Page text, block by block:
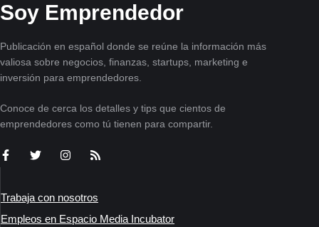
Soy Emprendedor
Publicación en español donde se reúne la información más
valiosa sobre negocios, finanzas, startups, marketing e
inversión para emprendedores.
Conoce de cerca los detalles y tips que cientos de
emprendedores como tú tienen para compartir.
Trabaja con nosotros
Empleos en Espacio Media Incubator